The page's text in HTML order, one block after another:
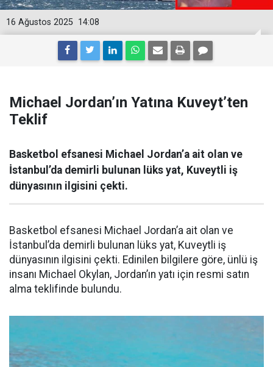
14:08
16 Ağustos 2025
Michael Jordan’ın Yatına Kuveyt’ten
Teklif
Basketbol efsanesi Michael Jordan’a ait olan ve
İstanbul’da demirli bulunan lüks yat, Kuveytli iş
dünyasının ilgisini çekti.
Basketbol efsanesi Michael Jordan’a ait olan ve
İstanbul’da demirli bulunan lüks yat, Kuveytli iş
dünyasının ilgisini çekti. Edinilen bilgilere göre, ünlü iş
insanı Michael Okylan, Jordan’ın yatı için resmi satın
alma teklifinde bulundu.